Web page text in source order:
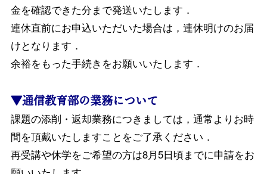
金を確認できた分まで発送いたします．
連休直前にお申込いただいた場合は，連休明けのお届
けとなります．
余裕をもった手続きをお願いいたします．
▼通信教育部の業務について
課題の添削・返却業務につきましては，通常よりお時
間を頂戴いたしますことをご了承ください．
再受講や休学をご希望の方は8月5日頃までに申請をお